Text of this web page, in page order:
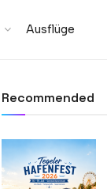
Ausflüge
Recommended